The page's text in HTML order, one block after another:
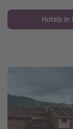
Hotels in